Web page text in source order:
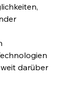
darüber